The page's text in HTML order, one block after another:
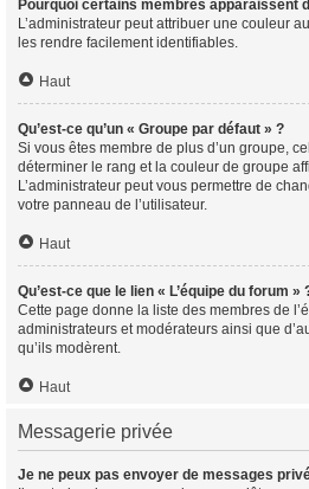
Pourquoi certains membres apparaissent
L’administrateur peut attribuer une couleur
les rendre facilement identifiables.
Haut
Qu’est-ce qu’un « Groupe par défaut » ?
Si vous êtes membre de plus d’un groupe,
déterminer le rang et la couleur de groupe
L’administrateur peut vous permettre de
votre panneau de l’utilisateur.
Haut
Qu’est-ce que le lien « L’équipe du forum »
Cette page donne la liste des membres de
administrateurs et modérateurs ainsi que
qu’ils modèrent.
Haut
Messagerie privée
Je ne peux pas envoyer de messages